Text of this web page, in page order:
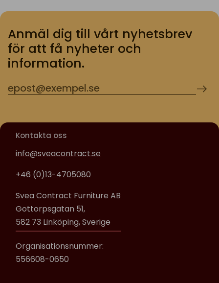
Anmäl dig till vårt nyhetsbrev
för att få nyheter och
information.
Kontakta oss
info@sveacontract.se
+46 (0)13-4705080
Svea Contract Furniture AB
Gottorpsgatan 51,
582 73 Linköping, Sverige
Organisationsnummer:
556608-0650